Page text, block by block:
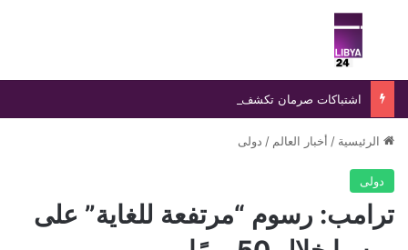
بحث عن
الرئيسية / أخبار العالم / دولى
دولى
ترامب: رسوم “مرتفعة للغاية” على